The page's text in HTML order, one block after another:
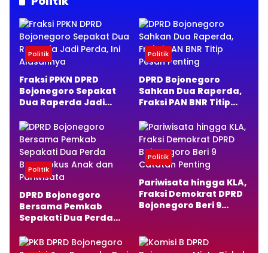
Politik
Fraksi PPKN DPRD
Bojonegoro Sepakat
Dua Raperda Jadi
Politik
DPRD Bojonegoro
Sahkan Dua Raperda,
Fraksi PAN BNR Titip
Politik
DPRD Bojonegoro
Bersama Pemkab
Sepakati Dua Perda
Pariwisata
Politik
Pariwisata hingga KLA,
Fraksi Demokrat DPRD
Bojonegoro Beri 9